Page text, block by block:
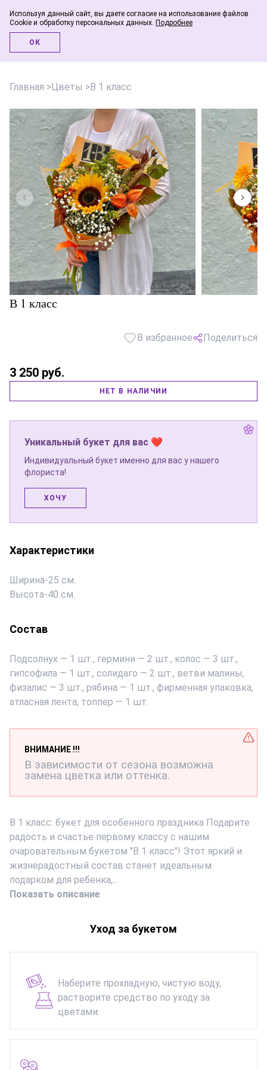
Главная >Цветы >В 1 класс
В 1 класс
В избранное Поделиться
3 250 руб.
НЕТ В НАЛИЧИИ
Уникальный букет для вас ❤
Индивидуальный букет именно для вас у нашего
флориста!
ХОЧУ
Характеристики
Ширина-25 см.
Высота-40 см.
Состав
Подсолнух — 1 шт., гермини — 2 шт., колос — 3 шт.,
гипсофила — 1 шт., солидаго — 2 шт., ветви малины,
физалис — 3 шт., рябина — 1 шт., фирменная упаковка,
атласная лента, топпер — 1 шт.
ВНИМАНИЕ !!!
В зависимости от сезона возможна
замена цветка или оттенка.
В 1 класс: букет для особенного праздника Подарите
радость и счастье первому классу с нашим
очаровательным букетом "В 1 класс"! Этот яркий и
жизнерадостный состав станет идеальным
подарком для ребенка,...
Показать описание
Уход за букетом
Наберите прохладную, чистую воду,
растворите средство по уходу за
цветами.
Используя данный сайт, вы даете согласие на использование файлов
Cookie и обработку персональных данных. Подробнее
ОК